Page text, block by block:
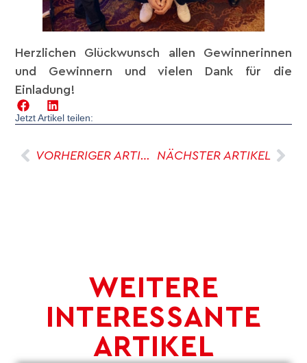
Herzlichen Glückwunsch allen Gewinnerinnen
und Gewinnern und vielen Dank für die
Einladung!
Jetzt Artikel teilen:
VORHERIGER ARTIKEL NÄCHSTER ARTIKEL
WEITERE
INTERESSANTE
ARTIKEL